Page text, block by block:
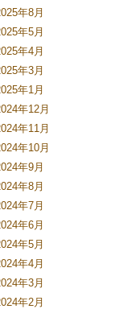
年8月
年5月
年4月
年3月
年1月
年12月
年11月
年10月
年9月
年8月
年7月
年6月
年5月
年4月
年3月
年2月